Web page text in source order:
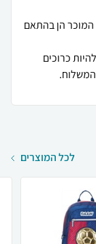
המוכר הן בהתאם
כרוכים
לכל המוצרים